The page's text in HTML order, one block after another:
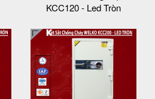
KCC120 - Led Tròn